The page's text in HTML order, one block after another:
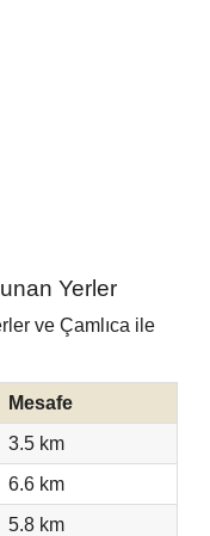
Yerler
ve Çamlıca ile
Mesafe
3.5 km
6.6 km
5.8 km